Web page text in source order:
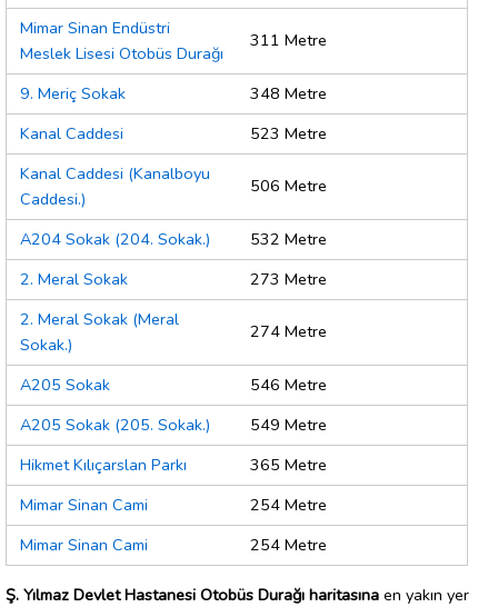
Mimar Sinan Endüstri
Meslek Lisesi Otobüs Durağı
311 Metre
9. Meriç Sokak
348 Metre
Kanal Caddesi
523 Metre
Kanal Caddesi (Kanalboyu
Caddesi.)
506 Metre
A204 Sokak (204. Sokak.)
532 Metre
2. Meral Sokak
273 Metre
2. Meral Sokak (Meral
Sokak.)
274 Metre
A205 Sokak
546 Metre
A205 Sokak (205. Sokak.)
549 Metre
Hikmet Kılıçarslan Parkı
365 Metre
Mimar Sinan Cami
254 Metre
Mimar Sinan Cami
254 Metre
Ş. Yılmaz Devlet Hastanesi Otobüs Durağı haritasına en yakın yer